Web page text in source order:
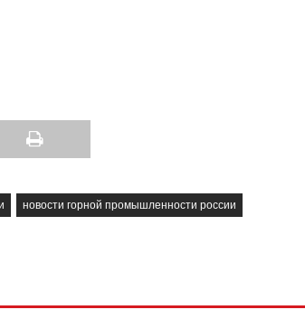
новости горной промышленности россии